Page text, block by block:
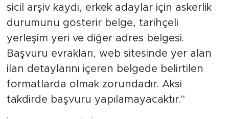
sicil arşiv kaydı, erkek adaylar için askerlik
durumunu gösterir belge, tarihçeli
yerleşim yeri ve diğer adres belgesi.
Başvuru evrakları, web sitesinde yer alan
ilan detaylarını içeren belgede belirtilen
formatlarda olmak zorundadır. Aksi
takdirde başvuru yapılamayacaktır."